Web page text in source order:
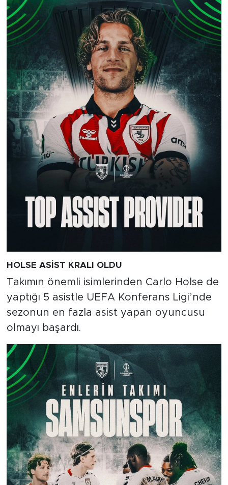
HOLSE ASİST KRALI OLDU
Takımın önemli isimlerinden Carlo Holse de
yaptığı 5 asistle UEFA Konferans Ligi’nde
sezonun en fazla asist yapan oyuncusu
olmayı başardı.